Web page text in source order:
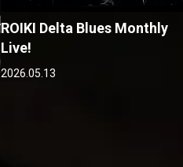
ROIKI Delta Blues Monthly
Live!
2026.05.13